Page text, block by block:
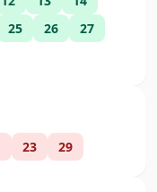
25 26
27
23 29